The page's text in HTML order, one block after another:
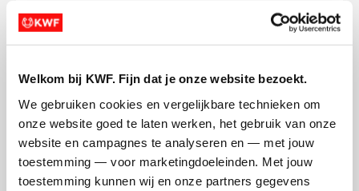
Welkom bij KWF. Fijn dat je onze website bezoekt.
We gebruiken cookies en vergelijkbare technieken om
onze website goed te laten werken, het gebruik van onze
website en campagnes te analyseren en — met jouw
toestemming — voor marketingdoeleinden. Met jouw
toestemming kunnen wij en onze partners gegevens